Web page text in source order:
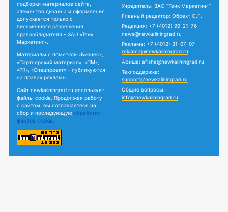
подборки материалов сайта,
элементов дизайна и оформления
допускается только с
письменного разрешения
правообладателя - ЗАО «Твик
Маркетинг».
Материалы с пометкой «Бизнес»,
«Партнерский материал», «ПМ»,
«PR», «Спецпроект» - публикуются
на правах рекламы.
Сайт newkaliningrad.ru использует
файлы cookie. Продолжая работу
с сайтом, вы соглашаетесь на
сбор и последующую обработку
файлов cookie.
Учредитель: ЗАО "Твик Маркетинг"
Главный редактор: Обрехт О.Г.
Редакция: +7 (4012) 99-21-76
news@newkaliningrad.ru
Реклама: +7 (4012) 31-07-07
reklama@newkaliningrad.ru
Афиша: afisha@newkaliningrad.ru
Техподдержка:
support@newkaliningrad.ru
Общие вопросы:
info@newkaliningrad.ru